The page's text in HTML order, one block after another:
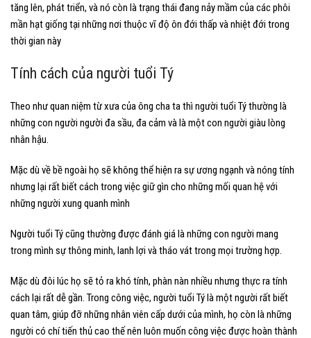
tăng lên, phát triển, và nó còn là trạng thái đang nảy mầm của các phôi
mần hạt giống tại những nơi thuộc vĩ độ ôn đới thấp và nhiệt đới trong
thời gian này
Tính cách của người tuổi Tý
Theo như quan niệm từ xưa của ông cha ta thì người tuổi Tý thường là
những con người người đa sầu, đa cảm và là một con người giàu lòng
nhân hậu.
Mặc dù về bề ngoài họ sẽ không thể hiện ra sự ương ngạnh và nóng tính
nhưng lại rất biết cách trong việc giữ gìn cho những mối quan hệ với
những người xung quanh mình
Người tuổi Tý cũng thường được đánh giá là những con người mang
trong mình sự thông minh, lanh lợi và tháo vát trong mọi trường hợp.
Mặc dù đôi lúc họ sẽ tỏ ra khó tính, phàn nàn nhiều nhưng thực ra tính
cách lại rất dễ gần. Trong công việc, người tuổi Tý là một người rất biết
quan tâm, giúp đỡ những nhân viên cấp dưới của mình, họ còn là những
người có chí tiến thủ cao thế nên luôn muốn công việc được hoàn thành